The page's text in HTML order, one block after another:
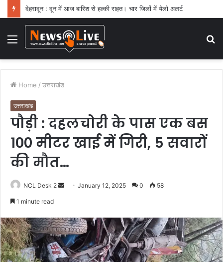
देहरादून : दून में आज बारिश से हल्की राहत। चार जिलों में येलो अलर्ट
Menu
Home / उत्तराखंड
उत्तराखंड
पौड़ी : दहलचोरी के पास एक बस
100 मीटर खाई में गिरी, 5 सवारों
की मौत…
NCL Desk 2
d
a
n
e
January 12, 2025 0 58
1 minute read